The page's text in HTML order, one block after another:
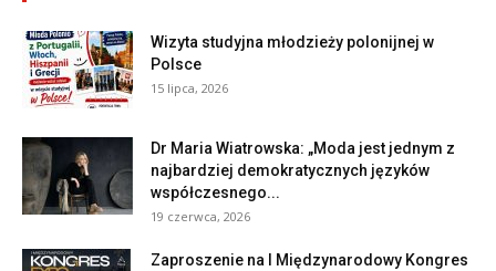
Wizyta studyjna młodzieży polonijnej w
Polsce
15 lipca, 2026
Dr Maria Wiatrowska: „Moda jest jednym z
najbardziej demokratycznych języków
współczesnego...
19 czerwca, 2026
Zaproszenie na I Międzynarodowy Kongres